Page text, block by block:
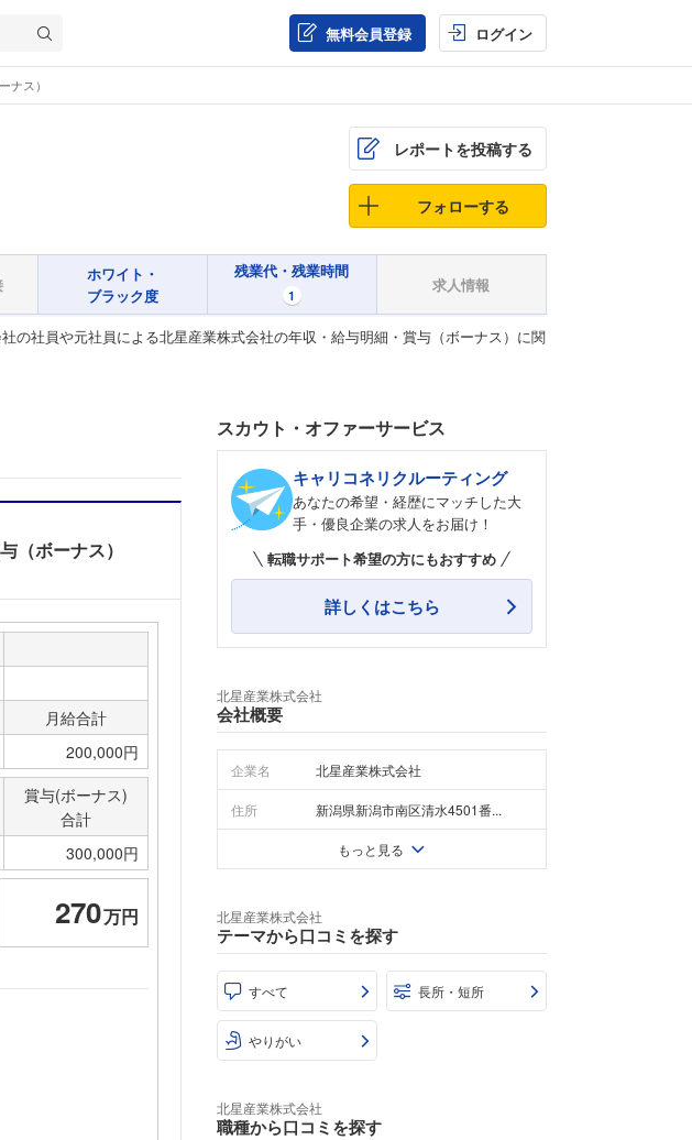
無料会員登録 ログイン
ナス）
レポートを投稿する
フォローする
ホワイト・
ブラック度
残業代・残業時間
1
求人情報
の社員や元社員による北星産業株式会社の年収・給与明細・賞与（ボーナス）に関
（ボーナス）
月給合計
200,000円
賞与(ボーナス)
合計
300,000円
270万円
スカウト・オファーサービス
キャリコネリクルーティング
あなたの希望・経歴にマッチした大
手・優良企業の求人をお届け！
転職サポート希望の方にもおすすめ
詳しくはこちら
北星産業株式会社
会社概要
企業名 北星産業株式会社
住所 新潟県新潟市南区清水4501番...
もっと見る
北星産業株式会社
テーマから口コミを探す
すべて 長所・短所
やりがい
北星産業株式会社
職種から口コミを探す